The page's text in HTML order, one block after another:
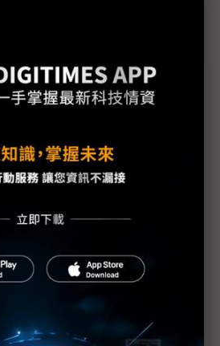
新競局
海力士清州廠提早2個月移機
發 增派核心人員赴半導體研究
布12層HBM4樣品出貨